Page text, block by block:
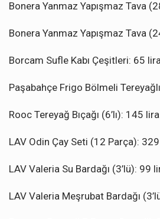
Bonera Yanmaz Yapışmaz Tava
Bonera Yanmaz Yapışmaz Tava
Borcam Sufle Kabı Çeşitleri: 65 lira
Paşabahçe Frigo Bölmeli
Rooc Tereyağ Bıçağı (6’lı): 145 lira
LAV Odin Çay Seti (12 Parça):
LAV Valeria Su Bardağı (3’lü): 99
LAV Valeria Meşrubat Bardağı